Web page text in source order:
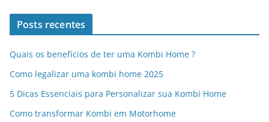
Posts recentes
Quais os benefícios de ter uma Kombi Home ?
Como legalizar uma kombi home 2025
5 Dicas Essenciais para Personalizar sua Kombi Home
Como transformar Kombi em Motorhome